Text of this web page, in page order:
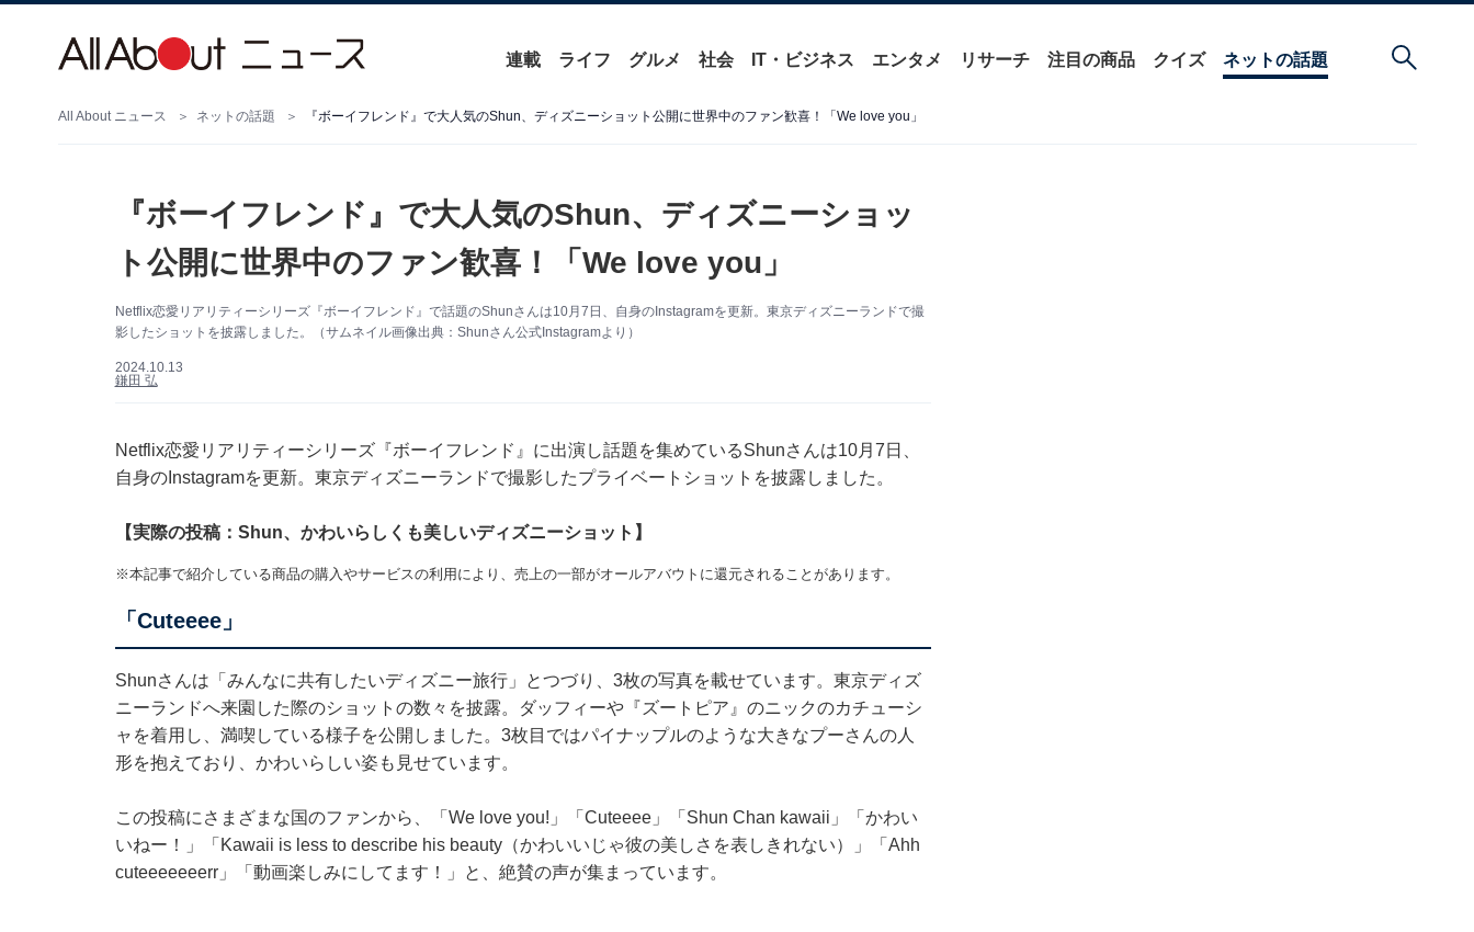
連載 ライフ グルメ 社会 IT・ビジネス エンタメ リサーチ 注目の商品 クイズ ネットの話題
All About ニュース ネットの話題 『ボーイフレンド』で大人気のShun、ディズニーショット公開に世界中のファン歓喜！「We love you」
『ボーイフレンド』で大人気のShun、ディズニーショッ
ト公開に世界中のファン歓喜！「We love you」
Netflix恋愛リアリティーシリーズ『ボーイフレンド』で話題のShunさんは10月7日、自身のInstagramを更新。東京ディズニーランドで撮
影したショットを披露しました。（サムネイル画像出典：Shunさん公式Instagramより）
2024.10.13
鎌田 弘
Netflix恋愛リアリティーシリーズ『ボーイフレンド』に出演し話題を集めているShunさんは10月7日、
自身のInstagramを更新。東京ディズニーランドで撮影したプライベートショットを披露しました。
【実際の投稿：Shun、かわいらしくも美しいディズニーショット】
※本記事で紹介している商品の購入やサービスの利用により、売上の一部がオールアバウトに還元されることがあります。
「Cuteeee」
Shunさんは「みんなに共有したいディズニー旅行」とつづり、3枚の写真を載せています。東京ディズ
ニーランドへ来園した際のショットの数々を披露。ダッフィーや『ズートピア』のニックのカチューシ
ャを着用し、満喫している様子を公開しました。3枚目ではパイナップルのような大きなプーさんの人
形を抱えており、かわいらしい姿も見せています。
この投稿にさまざまな国のファンから、「We love you!」「Cuteeee」「Shun Chan kawaii」「かわい
いねー！」「Kawaii is less to describe his beauty（かわいいじゃ彼の美しさを表しきれない）」「Ahh
cuteeeeeeerr」「動画楽しみにしてます！」と、絶賛の声が集まっています。